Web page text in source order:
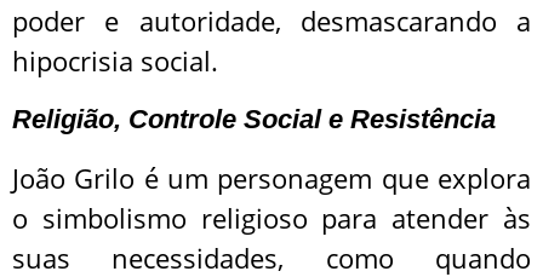
poder e autoridade, desmascarando a
hipocrisia social.
Religião, Controle Social e Resistência
João Grilo é um personagem que explora
o simbolismo religioso para atender às
suas necessidades, como quando